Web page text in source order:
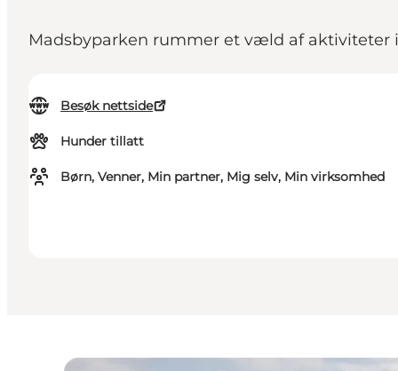
Madsbyparken rummer et væld af aktiviteter
Besøk nettside
Hunder tillatt
Børn, Venner, Min partner, Mig selv, Min virksomhed